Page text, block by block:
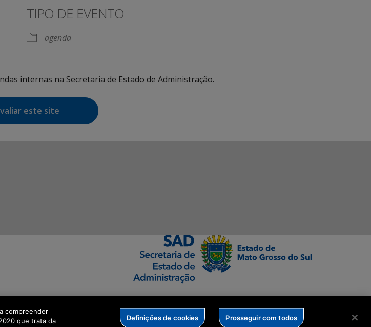
TIPO DE EVENTO
agenda
internas na Secretaria de Estado de Administração.
este site
compreender
que trata da
Definições de cookies Prosseguir com todos